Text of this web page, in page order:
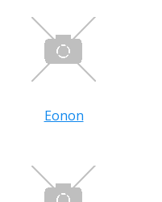
Eonon